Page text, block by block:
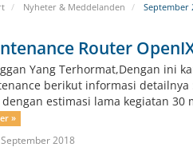
Nyheter & Meddelanden September
Router
Yang Terhormat,Dengan ini
berikut informasi
dengan estimasi lama kegiatan 30
»
2018